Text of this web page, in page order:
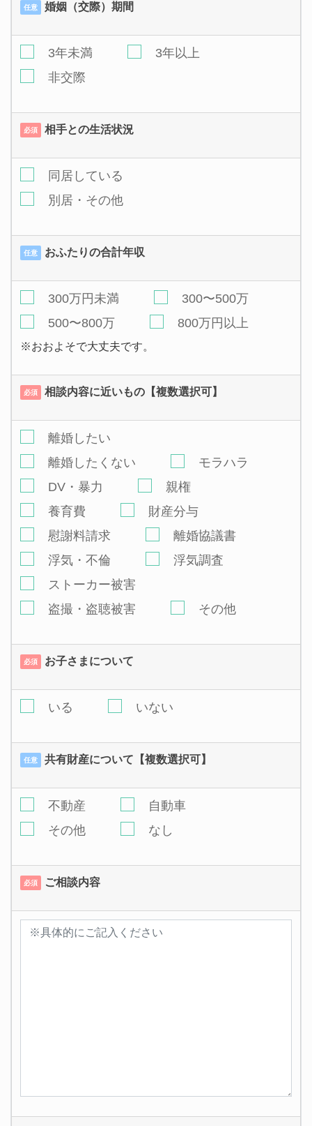
任意 婚姻（交際）期間
3年未満
3年以上
非交際
必須 相手との生活状況
同居している
別居・その他
任意 おふたりの合計年収
300万円未満
300〜500万
500〜800万
800万円以上
※おおよそで大丈夫です。
必須 相談内容に近いもの【複数選択可】
離婚したい
離婚したくない
モラハラ
DV・暴力
親権
養育費
財産分与
慰謝料請求
離婚協議書
浮気・不倫
浮気調査
ストーカー被害
盗撮・盗聴被害
その他
必須 お子さまについて
いる いない
任意 共有財産について【複数選択可】
不動産
自動車
その他
なし
必須 ご相談内容